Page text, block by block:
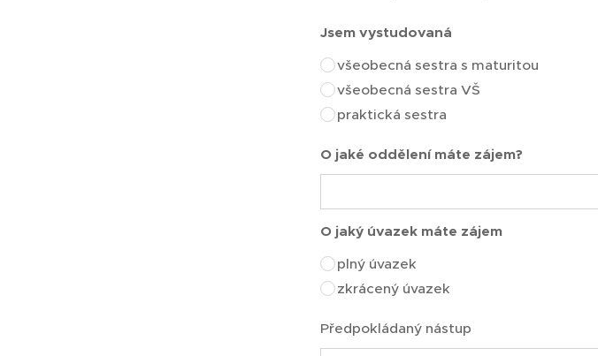
Jsem vystudovaná
všeobecná sestra s maturitou
všeobecná sestra VŠ
praktická sestra
O jaké oddělení máte zájem?
O jaký úvazek máte zájem
plný úvazek
zkrácený úvazek
Předpokládaný nástup